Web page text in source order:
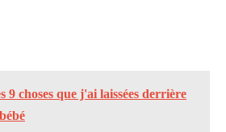
9 choses que j'ai laissées derrière